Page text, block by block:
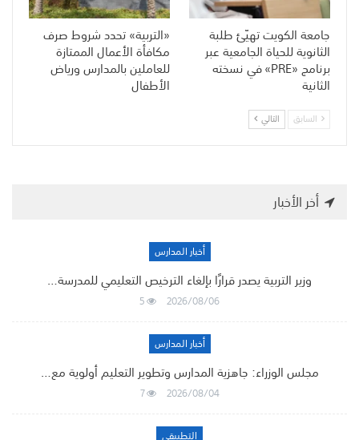
جامعة الكويت تهيّئ طلبة
الثانوية للحياة الجامعية عبر
برنامج «PRE» في نسخته
الثانية
«التربية» تحدد شروط صرف
مكافأة الأعمال الممتازة
للعاملين بالمدارس ورياض
الأطفال
السابق التالي
أخر الأخبار
أخبار المدارس
وزير التربية يصدر قرارًا بإلغاء الترخيص التعليمي للمدرسة…
2026/08/06
5
أخبار المدارس
مجلس الوزراء: جاهزية المدارس وتطوير التعليم أولوية مع…
2026/08/04
7